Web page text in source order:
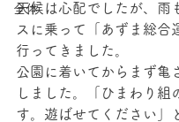
全体
天候は心配でしたが、雨
スに乗って「あずま総合
行ってきました。
公園に着いてからまず亀
しました。「ひまわり組
す。遊ばせてください」